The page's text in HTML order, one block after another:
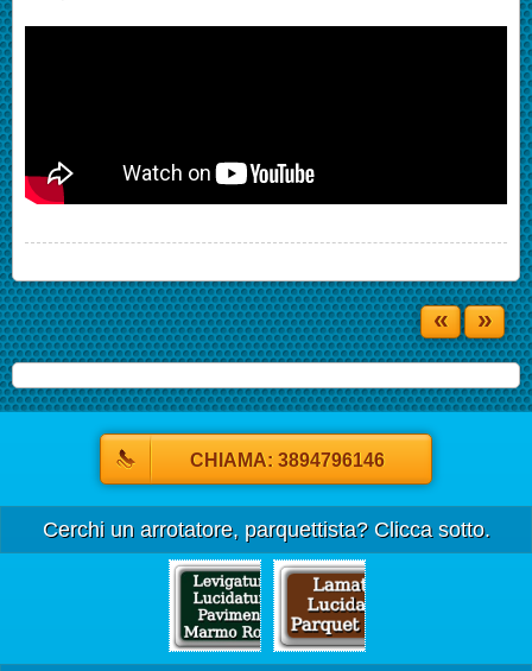
« »
CHIAMA: 3894796146
Cerchi un arrotatore, parquettista? Clicca sotto.